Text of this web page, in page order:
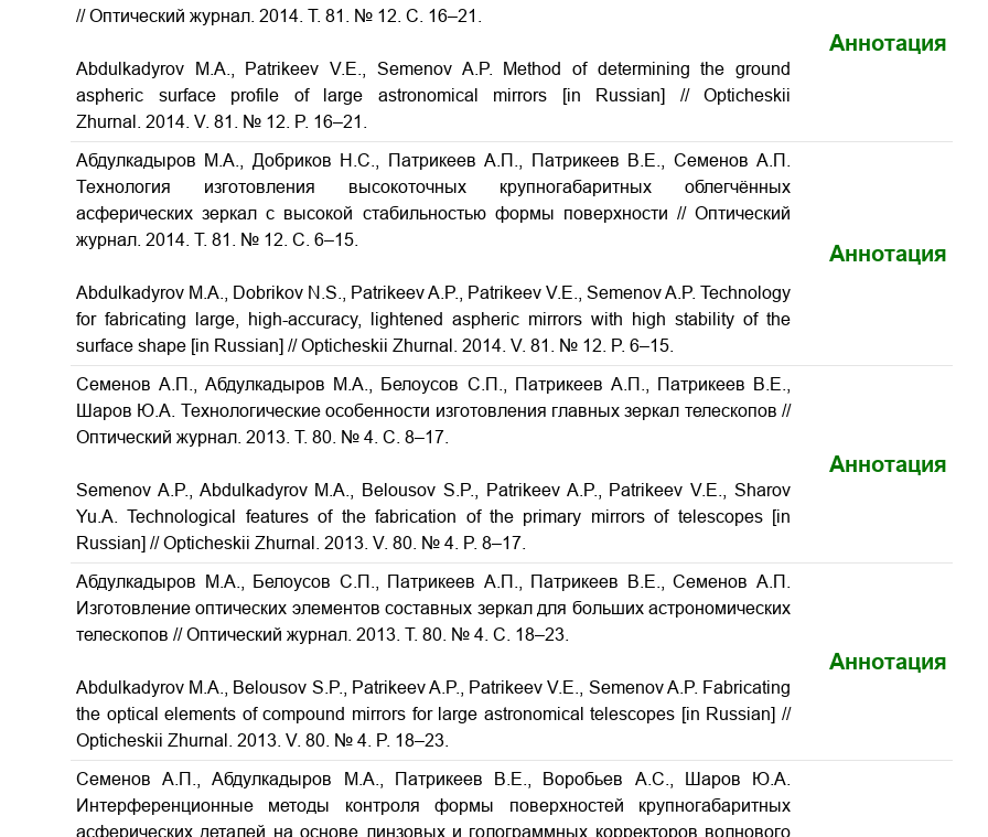
// Оптический журнал. 2014. Т. 81. № 12. С. 16–21.
Abdulkadyrov M.A., Patrikeev V.E., Semenov A.P.
Method of determining the ground
aspheric surface profile of large astronomical mirrors
[in Russian] // Opticheskii
Zhurnal. 2014. V. 81. № 12. P. 16–21.
Аннотация
Абдулкадыров М.А., Добриков Н.С., Патрикеев А.П., Патрикеев В.Е., Семенов А.П.
Технология изготовления высокоточных крупногабаритных облегчённых
асферических зеркал с высокой стабильностью формы поверхности // Оптический
журнал. 2014. Т. 81. № 12. С. 6–15.
Abdulkadyrov M.A., Dobrikov N.S., Patrikeev A.P., Patrikeev V.E., Semenov A.P. Technology
for fabricating large, high-accuracy, lightened aspheric mirrors with high stability of the
surface shape [in Russian] // Opticheskii Zhurnal. 2014. V. 81. № 12. P. 6–15.
Аннотация
Семенов А.П., Абдулкадыров М.А., Белоусов С.П., Патрикеев А.П., Патрикеев В.Е.,
Шаров Ю.А. Технологические особенности изготовления главных зеркал телескопов //
Оптический журнал. 2013. Т. 80. № 4. С. 8–17.
Semenov A.P., Abdulkadyrov M.A., Belousov S.P., Patrikeev A.P., Patrikeev V.E., Sharov
Yu.A.Technological features of the fabrication of the primary mirrors of telescopes [in
Russian] // Opticheskii Zhurnal. 2013. V. 80. № 4. P. 8–17.
Аннотация
Абдулкадыров М.А., Белоусов С.П., Патрикеев А.П., Патрикеев В.Е., Семенов А.П.
Изготовление оптических элементов составных зеркал для больших астрономических
телескопов // Оптический журнал. 2013. Т. 80. № 4. С. 18–23.
Abdulkadyrov M.A., Belousov S.P., Patrikeev A.P., Patrikeev V.E., Semenov A.P. Fabricating
the optical elements of compound mirrors for large astronomical telescopes [in Russian] //
Opticheskii Zhurnal. 2013. V. 80. № 4. P. 18–23.
Аннотация
Семенов А.П., Абдулкадыров М.А., Патрикеев В.Е., Воробьев А.С., Шаров Ю.А.
Интерференционные методы контроля формы поверхностей крупногабаритных
асферических деталей на основе линзовых и голограммных корректоров волнового